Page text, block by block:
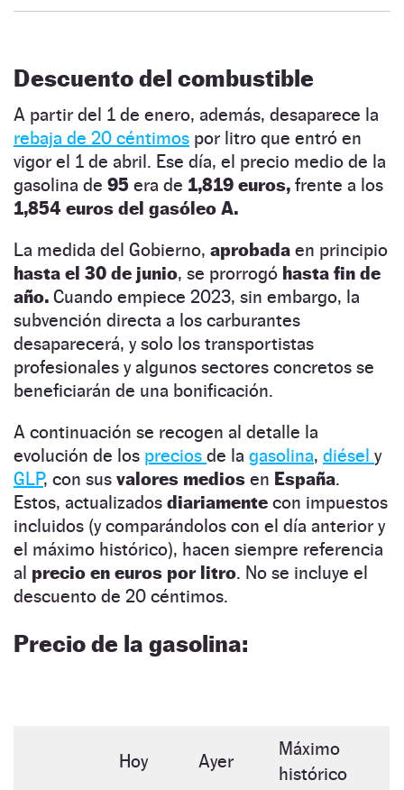
Descuento del combustible
A partir del 1 de enero, además, desaparece la
rebaja de 20 céntimos por litro que entró en
vigor el 1 de abril. Ese día, el precio medio de la
gasolina de 95 era de 1,819 euros, frente a los
1,854 euros del gasóleo A.
La medida del Gobierno, aprobada en principio
hasta el 30 de junio, se prorrogó hasta fin de
año. Cuando empiece 2023, sin embargo, la
subvención directa a los carburantes
desaparecerá, y solo los transportistas
profesionales y algunos sectores concretos se
beneficiarán de una bonificación.
A continuación se recogen al detalle la
evolución de los precios de la gasolina, diésel y
GLP, con sus valores medios en España.
Estos, actualizados diariamente con impuestos
incluidos (y comparándolos con el día anterior y
el máximo histórico), hacen siempre referencia
al precio en euros por litro. No se incluye el
descuento de 20 céntimos.
Precio de la gasolina:
Hoy Ayer
Máximo
histórico